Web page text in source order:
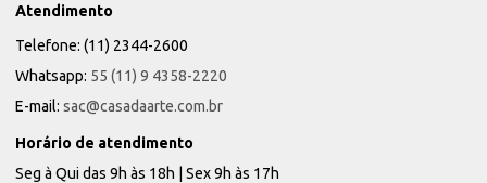
Atendimento
Telefone: (11) 2344-2600
Whatsapp: 55 (11) 9 4358-2220
E-mail: sac@casadaarte.com.br
Horário de atendimento
Seg à Qui das 9h às 18h | Sex 9h às 17h